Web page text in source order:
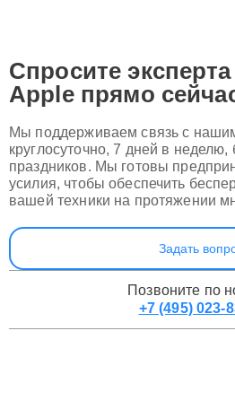
Спросите эксперта
Apple прямо
Мы поддерживаем связь с
круглосуточно, 7 дней в
праздников. Мы готовы
усилия, чтобы обеспечить
вашей техники на протяжении
Задать
Позвоните по
+7 (495) 023-